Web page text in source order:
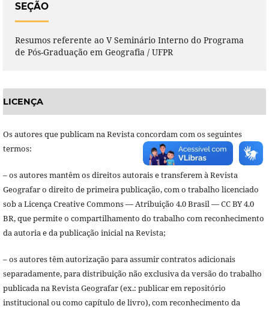
SEÇÃO
Resumos referente ao V Seminário Interno do Programa
de Pós-Graduação em Geografia / UFPR
LICENÇA
Os autores que publicam na Revista concordam com os seguintes
termos:
– os autores mantêm os direitos autorais e transferem à Revista
Geografar o direito de primeira publicação, com o trabalho licenciado
sob a Licença Creative Commons — Atribuição 4.0 Brasil — CC BY 4.0
BR, que permite o compartilhamento do trabalho com reconhecimento
da autoria e da publicação inicial na Revista;
– os autores têm autorização para assumir contratos adicionais
separadamente, para distribuição não exclusiva da versão do trabalho
publicada na Revista Geografar (ex.: publicar em repositório
institucional ou como capítulo de livro), com reconhecimento da